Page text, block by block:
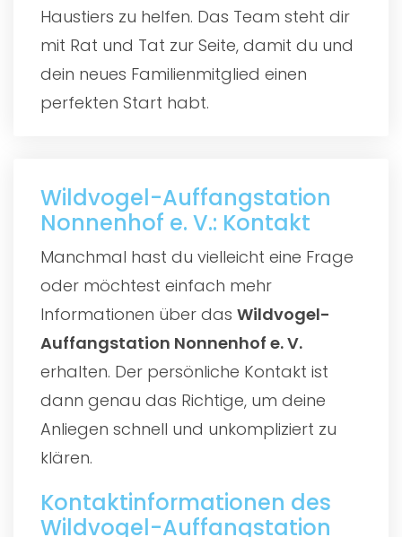
Haustiers zu helfen. Das Team steht dir
mit Rat und Tat zur Seite, damit du und
dein neues Familienmitglied einen
perfekten Start habt.
Wildvogel-Auffangstation
Nonnenhof e. V.: Kontakt
Manchmal hast du vielleicht eine Frage
oder möchtest einfach mehr
Informationen über das Wildvogel-
Auffangstation Nonnenhof e. V.
erhalten. Der persönliche Kontakt ist
dann genau das Richtige, um deine
Anliegen schnell und unkompliziert zu
klären.
Kontaktinformationen des
Wildvogel-Auffangstation